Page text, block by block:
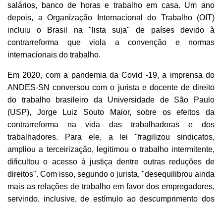
salários, banco de horas e trabalho em casa. Um ano
depois, a Organização Internacional do Trabalho (OIT)
incluiu o Brasil na "lista suja" de países devido à
contrarreforma que viola a convenção e normas
internacionais do trabalho.
Em 2020, com a pandemia da Covid -19, a imprensa do
ANDES-SN conversou com o jurista e docente de direito
do trabalho brasileiro da Universidade de São Paulo
(USP), Jorge Luiz Souto Maior, sobre os efeitos da
contrarreforma na vida das trabalhadoras e dos
trabalhadores. Para ele, a lei "fragilizou sindicatos,
ampliou a terceirização, legitimou o trabalho intermitente,
dificultou o acesso à justiça dentre outras reduções de
direitos". Com isso, segundo o jurista, "desequilibrou ainda
mais as relações de trabalho em favor dos empregadores,
servindo, inclusive, de estímulo ao descumprimento dos